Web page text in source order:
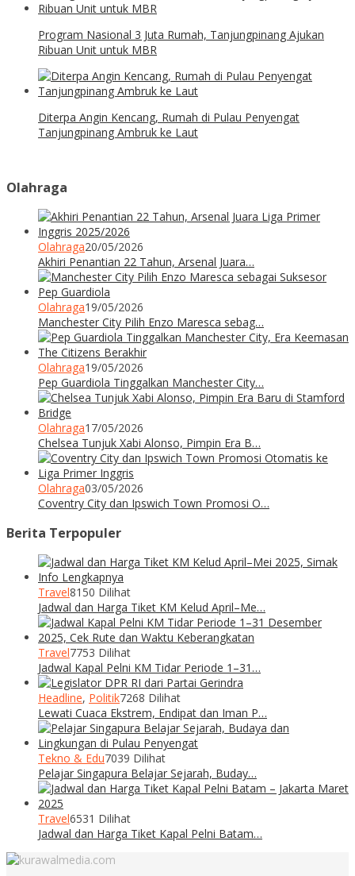
Program Nasional 3 Juta Rumah, Tanjungpinang Ajukan
Ribuan Unit untuk MBR
Diterpa Angin Kencang, Rumah di Pulau Penyengat
Tanjungpinang Ambruk ke Laut
Olahraga
Olahraga20/05/2026
Akhiri Penantian 22 Tahun, Arsenal Juara…
Olahraga19/05/2026
Manchester City Pilih Enzo Maresca sebag…
Olahraga19/05/2026
Pep Guardiola Tinggalkan Manchester City…
Olahraga17/05/2026
Chelsea Tunjuk Xabi Alonso, Pimpin Era B…
Olahraga03/05/2026
Coventry City dan Ipswich Town Promosi O…
Berita Terpopuler
Travel8150 Dilihat
Jadwal dan Harga Tiket KM Kelud April–Me…
Travel7753 Dilihat
Jadwal Kapal Pelni KM Tidar Periode 1–31…
Headline, Politik7268 Dilihat
Lewati Cuaca Ekstrem, Endipat dan Iman P…
Tekno & Edu7039 Dilihat
Pelajar Singapura Belajar Sejarah, Buday…
Travel6531 Dilihat
Jadwal dan Harga Tiket Kapal Pelni Batam…